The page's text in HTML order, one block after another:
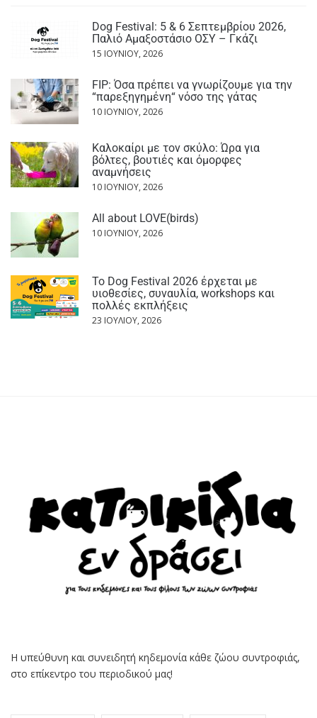
Dog Festival: 5 & 6 Σεπτεμβρίου 2026,
Παλιό Αμαξοστάσιο ΟΣΥ – Γκάζι
15 ΙΟΥΝΊΟΥ, 2026
FIP: Όσα πρέπει να γνωρίζουμε για την
“παρεξηγημένη“ νόσο της γάτας
10 ΙΟΥΝΊΟΥ, 2026
Καλοκαίρι με τον σκύλο: Ώρα για
βόλτες, βουτιές και όμορφες
αναμνήσεις
10 ΙΟΥΝΊΟΥ, 2026
All about LOVE(birds)
10 ΙΟΥΝΊΟΥ, 2026
Το Dog Festival 2026 έρχεται με
υιοθεσίες, συναυλία, workshops και
πολλές εκπλήξεις
23 ΙΟΥΛΊΟΥ, 2026
Η υπεύθυνη και συνειδητή κηδεμονία κάθε ζώου συντροφιάς,
στο επίκεντρο του περιοδικού μας!